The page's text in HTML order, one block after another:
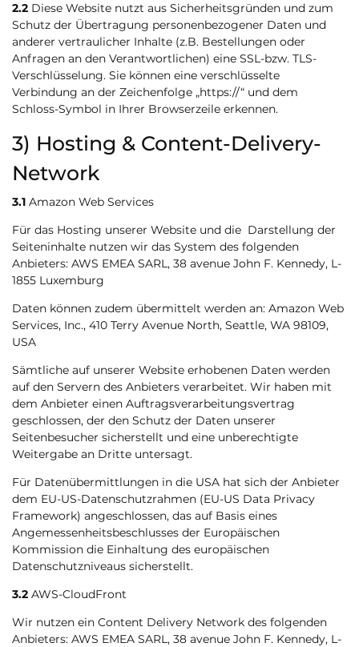
2.2 Diese Website nutzt aus Sicherheitsgründen und zum
Schutz der Übertragung personenbezogener Daten und
anderer vertraulicher Inhalte (z.B. Bestellungen oder
Anfragen an den Verantwortlichen) eine SSL-bzw. TLS-
Verschlüsselung. Sie können eine verschlüsselte
Verbindung an der Zeichenfolge „https://“ und dem
Schloss-Symbol in Ihrer Browserzeile erkennen.
3) Hosting & Content-Delivery-
Network
3.1 Amazon Web Services
Für das Hosting unserer Website und die Darstellung der
Seiteninhalte nutzen wir das System des folgenden
Anbieters: AWS EMEA SARL, 38 avenue John F. Kennedy, L-
1855 Luxemburg
Daten können zudem übermittelt werden an: Amazon Web
Services, Inc., 410 Terry Avenue North, Seattle, WA 98109,
USA
Sämtliche auf unserer Website erhobenen Daten werden
auf den Servern des Anbieters verarbeitet. Wir haben mit
dem Anbieter einen Auftragsverarbeitungsvertrag
geschlossen, der den Schutz der Daten unserer
Seitenbesucher sicherstellt und eine unberechtigte
Weitergabe an Dritte untersagt.
Für Datenübermittlungen in die USA hat sich der Anbieter
dem EU-US-Datenschutzrahmen (EU-US Data Privacy
Framework) angeschlossen, das auf Basis eines
Angemessenheitsbeschlusses der Europäischen
Kommission die Einhaltung des europäischen
Datenschutzniveaus sicherstellt.
3.2 AWS-CloudFront
Wir nutzen ein Content Delivery Network des folgenden
Anbieters: AWS EMEA SARL, 38 avenue John F. Kennedy, L-